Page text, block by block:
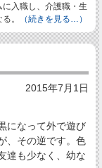
入職し、介護職・生
。
（続きを見る…）
2015年7月1日
になって外で遊び
、その逆です。色
達も少なく、幼な